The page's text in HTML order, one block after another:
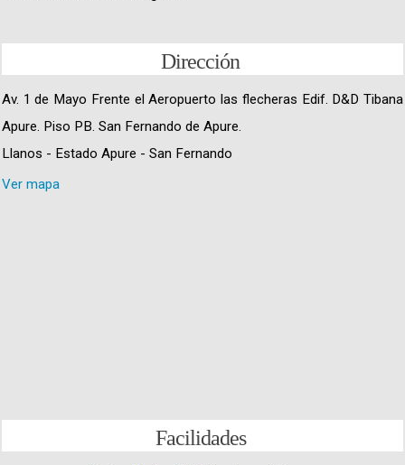
Dirección
Av. 1 de Mayo Frente el Aeropuerto las flecheras Edif. D&D Tibana
Apure. Piso PB. San Fernando de Apure.
Llanos - Estado Apure - San Fernando
Ver mapa
Facilidades